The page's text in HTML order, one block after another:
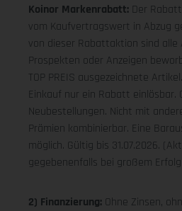
Koinor Markenrabatt: Der
vom Kaufvertragswert in Abzug
von dieser Rabattaktion sind alle
Prospekten oder Anzeigen
TOP PREIS ausgezeichnete
Einkauf nur ein Rabatt einlösbar.
Neubestellungen. Nicht mit
Prämien kombinierbar. Eine
möglich. Gültig bis 31.07.2026.
gegebenenfalls bei großem
2) Finanzierung: Ohne Zinsen,